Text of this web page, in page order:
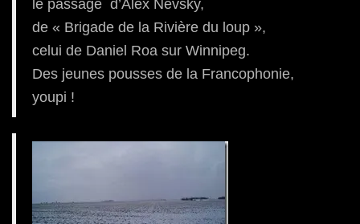
le passage d’Alex Nevsky,
de « Brigade de la Rivière du loup »,
celui de Daniel Roa sur Winnipeg.
Des jeunes pousses de la Francophonie,
youpi !